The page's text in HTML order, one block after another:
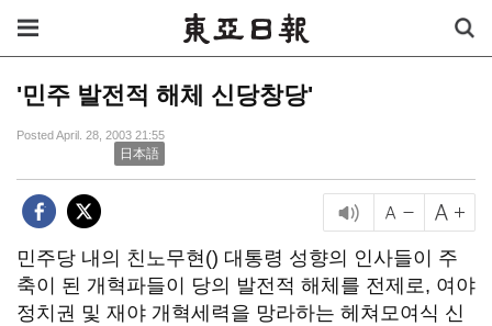
'민주 발전적 해체 신당창당'
Posted April. 28, 2003 21:55
日本語
민주당 내의 친노무현() 대통령 성향의 인사들이 주
축이 된 개혁파들이 당의 발전적 해체를 전제로, 여야
정치권 및 재야 개혁세력을 망라하는 헤쳐모여식 신